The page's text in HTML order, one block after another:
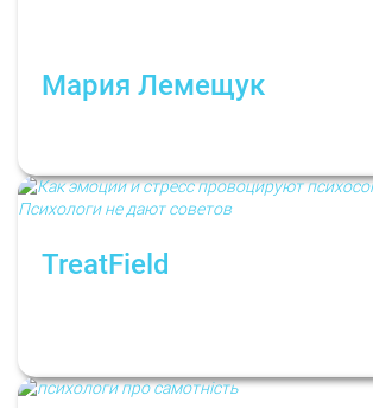
Мария Лемещук
TreatField